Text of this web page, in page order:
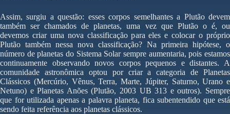
Assim, surgiu a questão: esses corpos semelhantes a Plutão devem
também ser chamados de planetas, uma vez que Plutão o é, ou
devemos criar uma nova classificação para eles e colocar o próprio
Plutão também nessa nova classificação? Na primeira hipótese, o
número de planetas do Sistema Solar sempre aumentaria, pois estamos
continuamente observando novos corpos pequenos e distantes. A
comunidade astronômica optou por criar a categoria de Planetas
Clássicos (Mercúrio, Vênus, Terra, Marte, Júpiter, Saturno, Urano e
Netuno) e Planetas Anões (Plutão, 2003 UB 313 e outros). Sempre
que for utilizada apenas a palavra planeta, fica subentendido que está
sendo feita referência aos planetas clássicos.